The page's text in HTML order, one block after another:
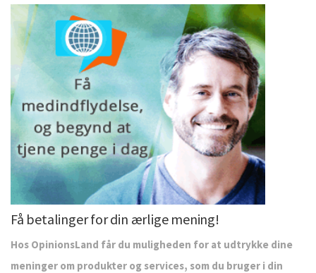
Få betalinger for din ærlige mening!
Hos OpinionsLand får du muligheden for at udtrykke dine
meninger om produkter og services, som du bruger i din